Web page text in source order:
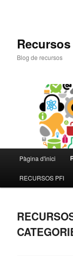
Blog de recursos
principal
Aneu
al
principal
Pàgina d'inici
RECURSOS PFI